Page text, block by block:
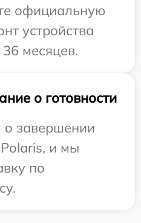
официальную
устройства
месяцев.
о готовности
завершении
и мы
по